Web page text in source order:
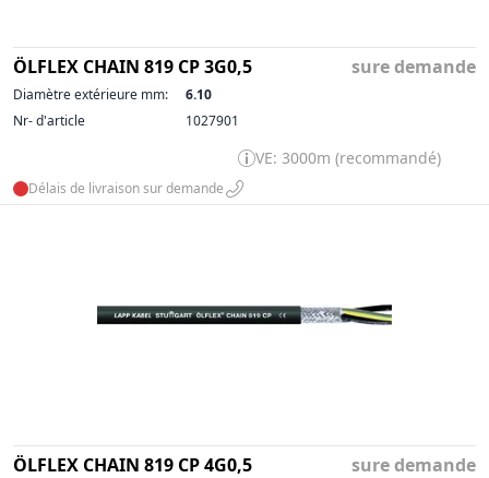
ÖLFLEX CHAIN 819 CP 3G0,5 sure demande
Diamètre extérieure mm:
6.10
Nr- d'article
1027901
VE: 3000m (recommandé)
Délais de livraison sur demande
ÖLFLEX CHAIN 819 CP 4G0,5 sure demande